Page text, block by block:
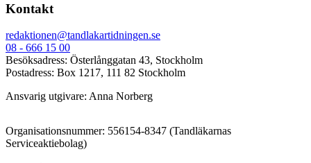
Kontakt
redaktionen@tandlakartidningen.se
08 - 666 15 00
Besöksadress: Österlånggatan 43, Stockholm
Postadress: Box 1217, 111 82 Stockholm
Ansvarig utgivare: Anna Norberg
Organisationsnummer: 556154-8347 (Tandläkarnas
Serviceaktiebolag)